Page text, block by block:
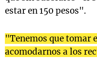
estar en 150 pesos".
"Tenemos que tomar
acomodarnos a los